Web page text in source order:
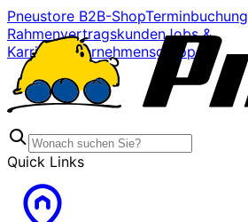
Pneustore B2B-ShopTerminbuchung
RahmenvertragskundenJobs &
Karriere
Unternehmensgruppe
Quick Links